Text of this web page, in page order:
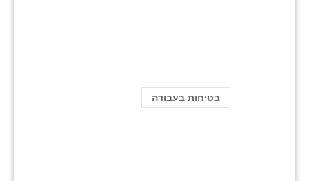
בטיחות בעבודה